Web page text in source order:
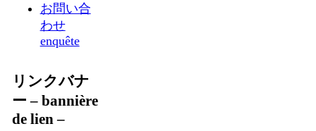
お問い合
わせ
enquête
リンクバナ
ー – bannière
de lien –